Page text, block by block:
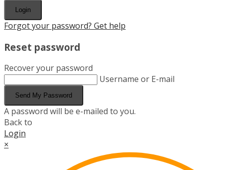
Login
Forgot your password? Get help
Reset password
Recover your password
Username or E-mail
Send My Password
A password will be e-mailed to you.
Back to
Login
×